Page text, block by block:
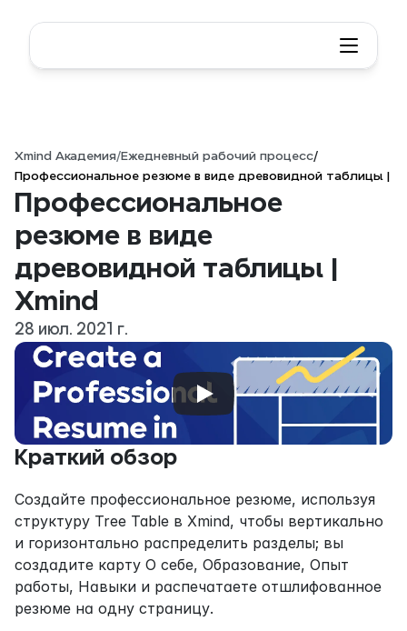
Xmind Академия/Ежедневный рабочий процесс/
Профессиональное резюме в виде древовидной таблицы |
Профессиональное
резюме в виде
древовидной таблицы |
Xmind
28 июл. 2021 г.
Краткий обзор
Создайте профессиональное резюме, используя
структуру Tree Table в Xmind, чтобы вертикально
и горизонтально распределить разделы; вы
создадите карту О себе, Образование, Опыт
работы, Навыки и распечатаете отшлифованное
резюме на одну страницу.